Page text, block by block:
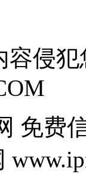
容侵
免费